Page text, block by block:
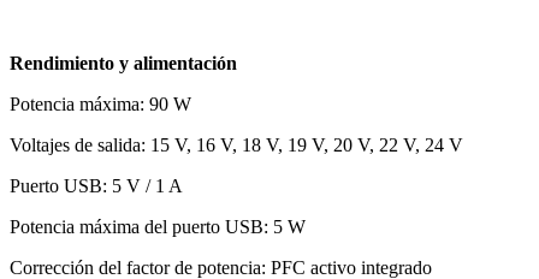
Rendimiento y alimentación
Potencia máxima: 90 W
Voltajes de salida: 15 V, 16 V, 18 V, 19 V, 20 V, 22 V, 24 V
Puerto USB: 5 V / 1 A
Potencia máxima del puerto USB: 5 W
Corrección del factor de potencia: PFC activo integrado